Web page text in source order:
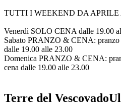
TUTTI I WEEKEND DA APRILE
Venerdì SOLO CENA dalle 19.00
Sabato PRANZO & CENA: pranzo
dalle 19.00 alle 23.00
Domenica PRANZO & CENA:
cena dalle 19.00 alle 23.00
Terre del Vescovado